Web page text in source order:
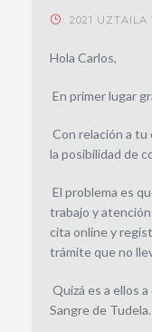
2021 UZTAILA
Hola Carlos,
En primer lugar
Con relación a tu
la posibilidad de
El problema es
trabajo y
cita online y
trámite que no
Quizá es a ellos
Sangre de Tudela.